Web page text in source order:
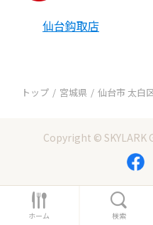
仙台鈎取店
トップ 宮城県 仙台市 太白
Copyright © SKYLARK
ホ
ー
ホーム 索
検索